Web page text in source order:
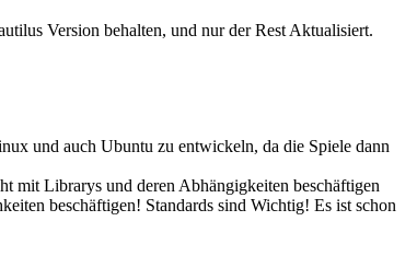
Version behalten, und nur der Rest Aktualisiert.
und auch Ubuntu zu entwickeln, da die Spiele dann
mit Librarys und deren Abhängigkeiten beschäftigen
beschäftigen! Standards sind Wichtig! Es ist schon